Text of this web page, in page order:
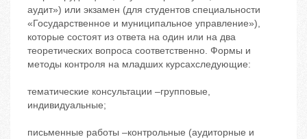
аудит») или экзамен (для студентов специальности
«Государственное и муниципальное управление»),
которые состоят из ответа на один или на два
теоретических вопроса соответственно. Формы и
методы контроля на младших курсахследующие:
тематические консультации –групповые,
индивидуальные;
письменные работы –контрольные (аудиторные и